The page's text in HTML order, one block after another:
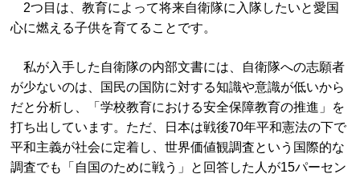
2つ目は、教育によって将来自衛隊に入隊したいと愛国
心に燃える子供を育てることです。
私が入手した自衛隊の内部文書には、自衛隊への志願者
が少ないのは、国民の国防に対する知識や意識が低いから
だと分析し、「学校教育における安全保障教育の推進」を
打ち出しています。ただ、日本は戦後70年平和憲法の下で
平和主義が社会に定着し、世界価値観調査という国際的な
調査でも「自国のために戦う」と回答した人が15パーセン